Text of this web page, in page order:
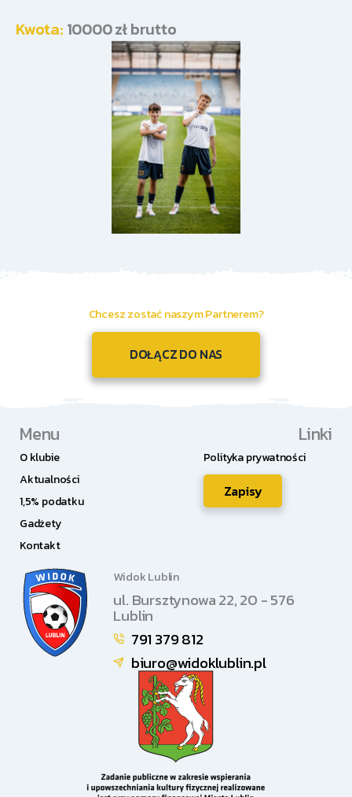
Kwota: 10000 zł brutto
Chcesz zostać naszym Partnerem?
DOŁĄCZ DO NAS
Widok Lublin
ul. Bursztynowa 22, 20 - 576
Lublin
791 379 812
biuro@widoklublin.pl
Menu
O klubie
Aktualności
1,5% podatku
Gadżety
Kontakt
Linki
Polityka prywatności
Zapisy